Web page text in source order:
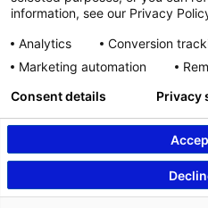
963 890 095
Innhold beskyttet av © Uloba –
information, see our Privacy
Analytics
Conversion
Marketing automation
Consent details Privacy